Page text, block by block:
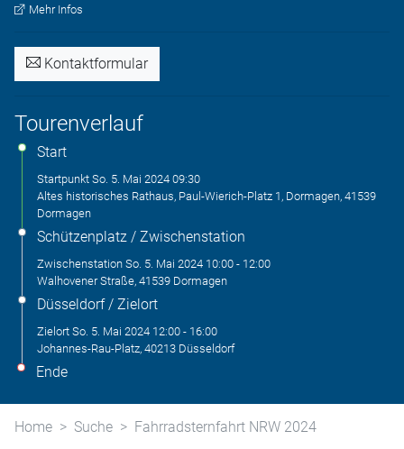
Mehr Infos
Kontaktformular
Tourenverlauf
Start
Startpunkt So. 5. Mai 2024 09:30
Altes historisches Rathaus, Paul-Wierich-Platz 1, Dormagen, 41539
Dormagen
Schützenplatz / Zwischenstation
Zwischenstation So. 5. Mai 2024 10:00 - 12:00
Walhovener Straße, 41539 Dormagen
Düsseldorf / Zielort
Zielort So. 5. Mai 2024 12:00 - 16:00
Johannes-Rau-Platz, 40213 Düsseldorf
Ende
Home Suche
Fahrradsternfahrt NRW 2024